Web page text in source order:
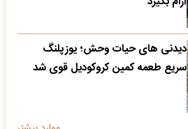
دیدنی های حیات وحش؛ یوزپلنگ
سریع طعمه کمین کروکودیل قوی شد